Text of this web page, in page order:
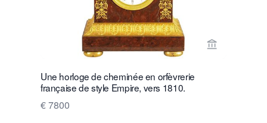
Voir la page
Une horloge de cheminée en orfèvrerie
française de style Empire, vers 1810.
€ 7800